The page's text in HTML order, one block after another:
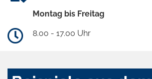
Montag bis Freitag
8.00 - 17.00 Uhr